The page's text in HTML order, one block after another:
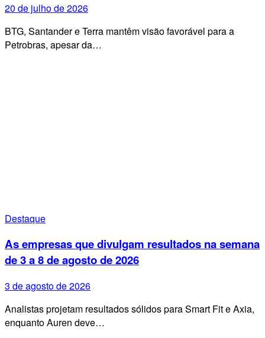
20 de julho de 2026
BTG, Santander e Terra mantêm visão favorável para a
Petrobras, apesar da…
Destaque
As empresas que divulgam resultados na semana
de 3 a 8 de agosto de 2026
3 de agosto de 2026
Analistas projetam resultados sólidos para Smart Fit e Axia,
enquanto Auren deve…